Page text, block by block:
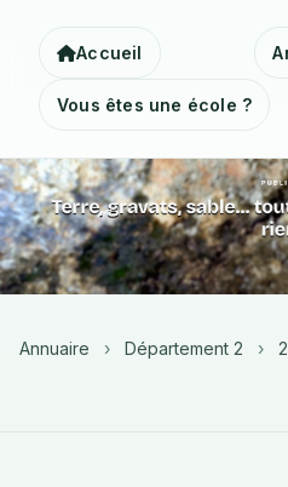
Accueil
Vous êtes une école ?
Annuaire › Département 2 ›